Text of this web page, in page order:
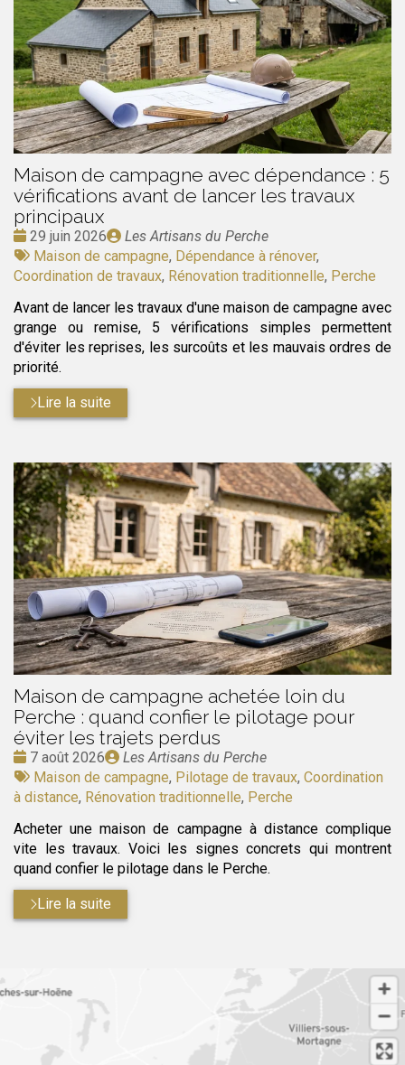
Maison de campagne avec dépendance : 5
vérifications avant de lancer les travaux
principaux
Date
:
29 juin 2026
Publié
par
Les Artisans du Perche
Tags
:
Maison de campagne, Dépendance à rénover,
Coordination de travaux, Rénovation traditionnelle, Perche
Avant de lancer les travaux d'une maison de campagne avec
grange ou remise, 5 vérifications simples permettent
d'éviter les reprises, les surcoûts et les mauvais ordres de
priorité.
Lire la suite
Maison de campagne achetée loin du
Perche : quand confier le pilotage pour
éviter les trajets perdus
Date
:
7 août 2026
Publié
par
Les Artisans du Perche
Tags
:
Maison de campagne, Pilotage de travaux, Coordination
à distance, Rénovation traditionnelle, Perche
Acheter une maison de campagne à distance complique
vite les travaux. Voici les signes concrets qui montrent
quand confier le pilotage dans le Perche.
Lire la suite